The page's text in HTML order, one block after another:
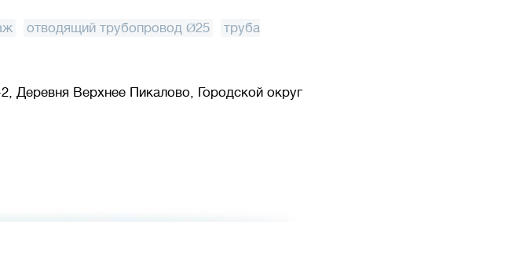
отводящий трубопровод Ø25
труба
Деревня Верхнее Пикалово, Городской округ